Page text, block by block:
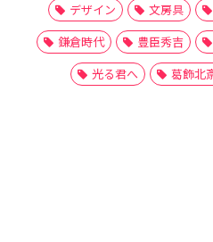
デザイン
文房具
鎌倉時代
豊臣秀吉
光る君へ
葛飾北